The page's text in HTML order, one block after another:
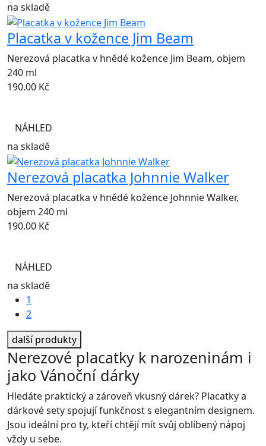
na skladě
Placatka v kožence Jim Beam
Nerezová placatka v hnědé kožence Jim Beam, objem
240 ml
190.00 Kč
NÁHLED
na skladě
Nerezová placatka Johnnie Walker
Nerezová placatka v hnědé kožence Johnnie Walker,
objem 240 ml
190.00 Kč
NÁHLED
na skladě
1
2
další produkty
Nerezové placatky k narozeninám i
jako Vánoční dárky
Hledáte praktický a zároveň vkusný dárek? Placatky a
dárkové sety spojují funkčnost s elegantním designem.
Jsou ideální pro ty, kteří chtějí mít svůj oblíbený nápoj
vždy u sebe.